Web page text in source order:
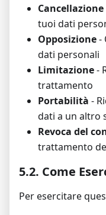
Cancellazione
tuoi dati
Opposizione-
dati personali
Limitazione-
trattamento
Portabilità -
dati a un altro
Revoca del
trattamento
5.2. Come
Per esercitare